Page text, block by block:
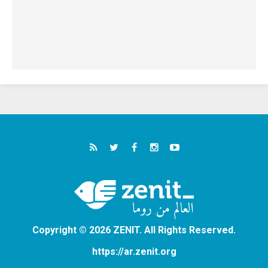
Copyright © 2026 ZENIT. All Rights Reserved.
https://ar.zenit.org